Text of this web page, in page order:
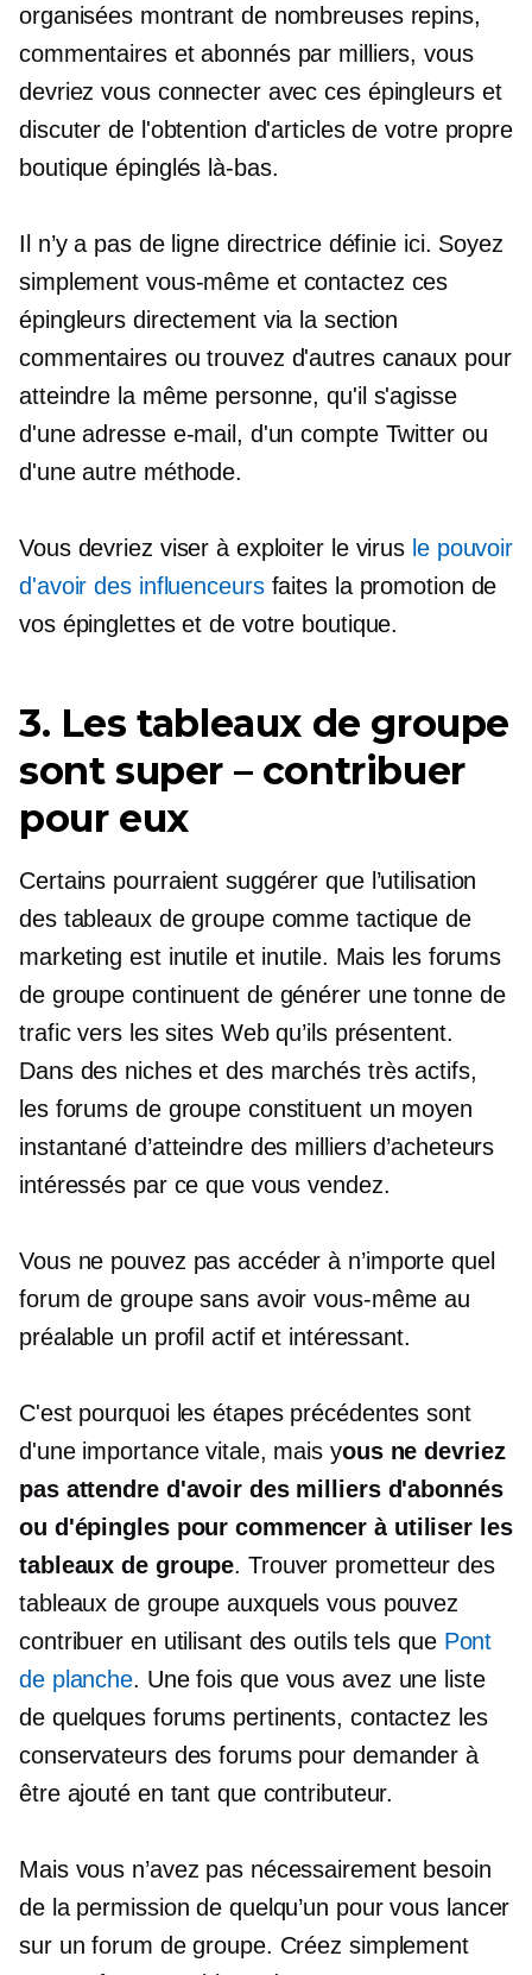
organisées montrant de nombreuses repins,
commentaires et abonnés par milliers, vous
devriez vous connecter avec ces épingleurs et
discuter de l'obtention d'articles de votre propre
boutique épinglés là-bas.
Il n’y a pas de ligne directrice définie ici. Soyez
simplement vous-même et contactez ces
épingleurs directement via la section
commentaires ou trouvez d'autres canaux pour
atteindre la même personne, qu'il s'agisse
d'une adresse e-mail, d'un compte Twitter ou
d'une autre méthode.
Vous devriez viser à exploiter le virus le pouvoir
d'avoir des influenceursfaites la promotion de
vos épinglettes et de votre boutique.
3. Les tableaux de groupe
sont super – contribuer
pour eux
Certains pourraient suggérer que l’utilisation
des tableaux de groupe comme tactique de
marketing est inutile et inutile. Mais les forums
de groupe continuent de générer une tonne de
trafic vers les sites Web qu’ils présentent.
Dans des niches et des marchés très actifs,
les forums de groupe constituent un moyen
instantané d’atteindre des milliers d’acheteurs
intéressés par ce que vous vendez.
Vous ne pouvez pas accéder à n’importe quel
forum de groupe sans avoir vous-même au
préalable un profil actif et intéressant.
C'est pourquoi les étapes précédentes sont
d'une importance vitale, mais yous ne devriez
pas attendre d'avoir des milliers d'abonnés
ou d'épingles pour commencer à utiliser les
tableaux de groupe. Trouver prometteur des
tableaux de groupe auxquels vous pouvez
contribuer en utilisant des outils tels que Pont
de planche. Une fois que vous avez une liste
de quelques forums pertinents, contactez les
conservateurs des forums pour demander à
être ajouté en tant que contributeur.
Mais vous n’avez pas nécessairement besoin
de la permission de quelqu’un pour vous lancer
sur un forum de groupe. Créez simplement